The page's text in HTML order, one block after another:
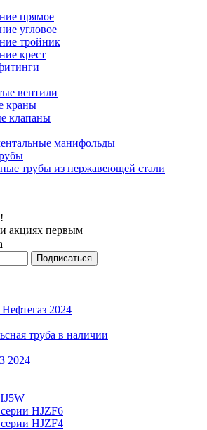
прямое
угловое
тройник
крест
вентили
краны
клапаны
манифольды
трубы из нержавеющей стали
акциях первым
2024
труба в наличии
2024
HJZF6
HJZF4